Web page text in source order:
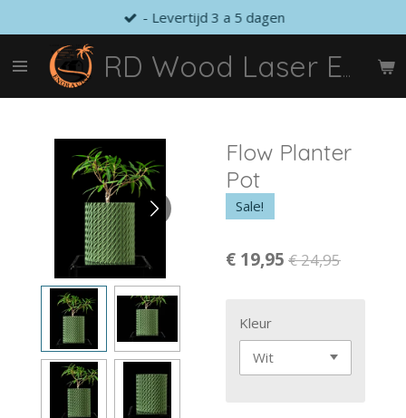
direct
naar
hoofdinhoud
RD Wood Laser Engraving
- Levertijd 3 a 5 dagen
Flow Planter
Pot
Sale!
€ 19,95 € 24,95
Kleur